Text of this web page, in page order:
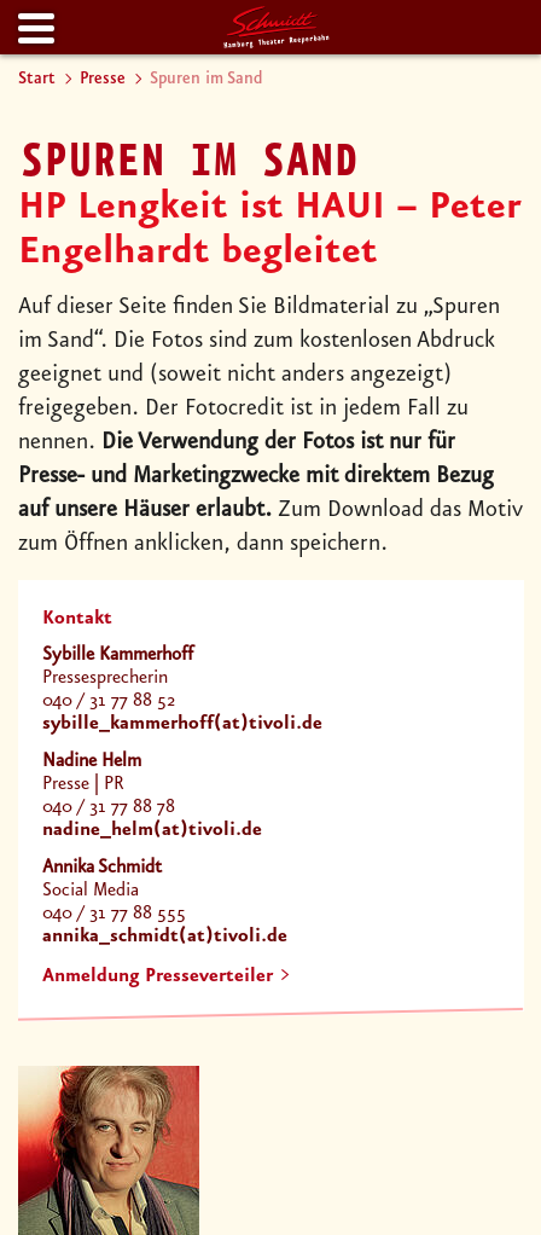
Start Presse Spuren im Sand
SPUREN IM SAND
HP Lengkeit ist HAUI – Peter
Engelhardt begleitet
Auf dieser Seite finden Sie Bildmaterial zu „Spuren
im Sand“. Die Fotos sind zum kostenlosen Abdruck
geeignet und (soweit nicht anders angezeigt)
freigegeben. Der Fotocredit ist in jedem Fall zu
nennen. Die Verwendung der Fotos ist nur für
Presse- und Marketingzwecke mit direktem Bezug
auf unsere Häuser erlaubt. Zum Download das Motiv
zum Öffnen anklicken, dann speichern.
Kontakt
Sybille Kammerhoff
Pressesprecherin
040 / 31 77 88 52
sybille_kammerhoff(at)tivoli.de
Nadine Helm
Presse | PR
040 / 31 77 88 78
nadine_helm(at)tivoli.de
Annika Schmidt
Social Media
040 / 31 77 88 555
annika_schmidt(at)tivoli.de
Anmeldung Presseverteiler